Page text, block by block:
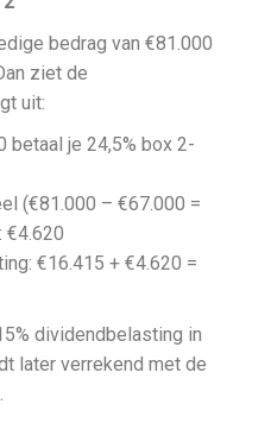
bedrag van €81.000
ziet de
uit:
betaal je 24,5% box 2-
(€81.000 – €67.000 =
€4.620
€16.415 + €4.620 =
dividendbelasting in
later verrekend met de